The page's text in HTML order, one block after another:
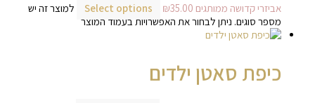
אביזרי קדושה ממותגים ₪35.00
Select options
למוצר זה יש
מספר סוגים. ניתן לבחור את האפשרויות בעמוד המוצר
כיפת סאטן ילדים